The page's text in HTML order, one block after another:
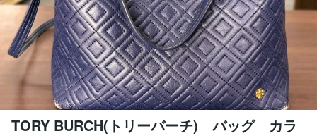
TORY BURCH(トリーバーチ) バッグ カラ